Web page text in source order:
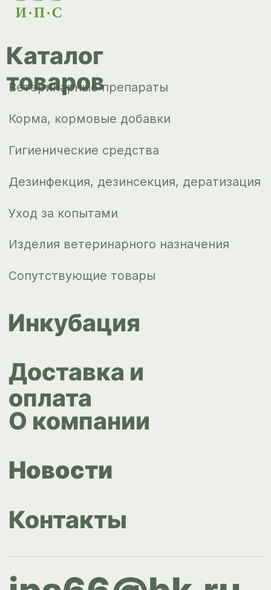
Design...ed
Design by
ips66@bk.ru
+7 343 264
51 17
Инкубация
Доставка и
оплата
О компании
Контакты
персональных данных
Новости